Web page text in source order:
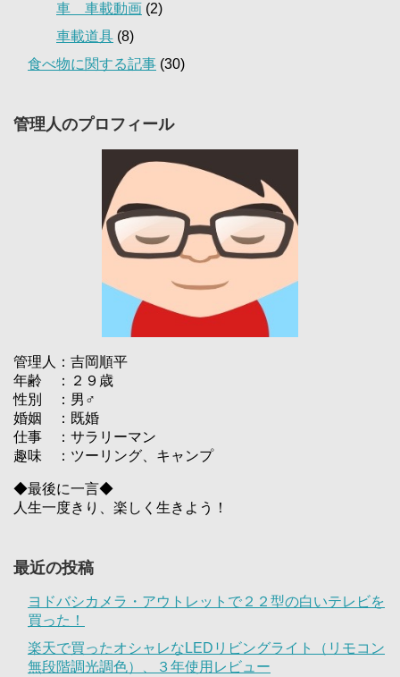
車 車載動画 (2)
車載道具 (8)
食べ物に関する記事 (30)
管理人のプロフィール
管理人：吉岡順平
年齢 ：２９歳
性別 ：男♂
婚姻 ：既婚
仕事 ：サラリーマン
趣味 ：ツーリング、キャンプ
◆最後に一言◆
人生一度きり、楽しく生きよう！
最近の投稿
ヨドバシカメラ・アウトレットで２２型の白いテレビを
買った！
楽天で買ったオシャレなLEDリビングライト（リモコン
無段階調光調色）、３年使用レビュー